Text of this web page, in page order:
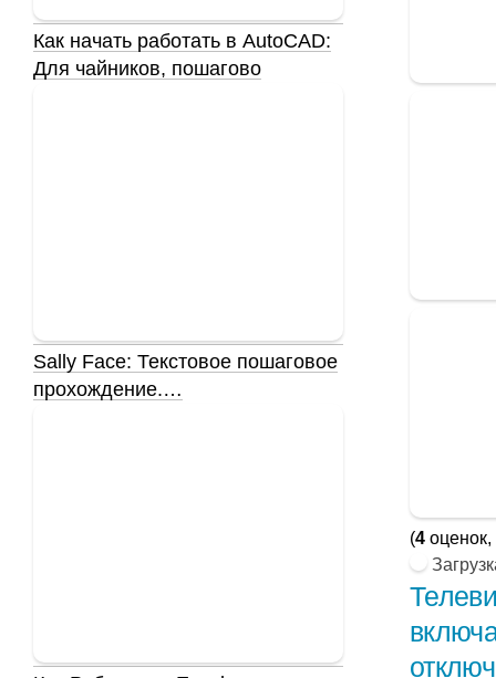
(4
Как начать работать в AutoCAD:
Для чайников, пошагово
Sally Face: Текстовое пошаговое
прохождение.…